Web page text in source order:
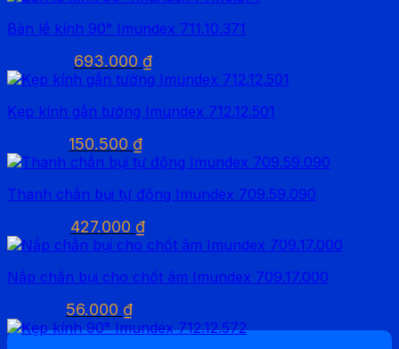
155.000 ₫. là:
Bản lề kính 90° Imundex 711.10.371
Giá
gốc
990.000 ₫.
693.000 ₫Giá
hiện
là:
Kẹp kính gắn tường Imundex 712.12.501
Giá
gốc
215.000 ₫.
150.500 ₫Giá
hiện
là:
Thanh chắn bụi tự động Imundex 709.59.090
Giá
gốc
610.000 ₫.
427.000 ₫Giá
hiện
là:
Nắp chắn bụi cho chốt âm Imundex 709.17.000
Giá
gốc
56.000 ₫Giá
hiện